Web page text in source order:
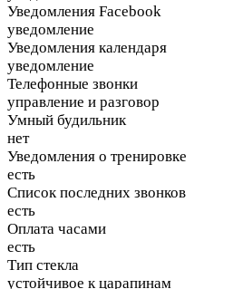
Уведомления Facebook
уведомление
Уведомления календаря
уведомление
Телефонные звонки
управление и разговор
Умный будильник
нет
Уведомления о тренировке
есть
Список последних звонков
есть
Оплата часами
есть
Тип стекла
устойчивое к царапинам